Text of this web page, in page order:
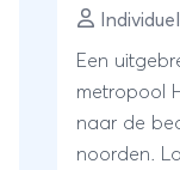
Een
metropool
naar de
noorden.